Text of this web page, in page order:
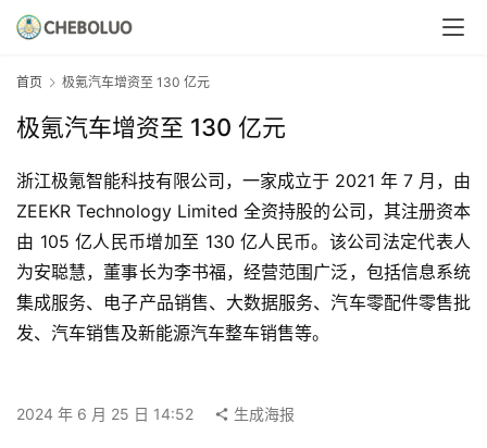
首页 极氪汽车增资至 130 亿元
极氪汽车增资至 130 亿元
浙江极氪智能科技有限公司，一家成立于 2021 年 7 月，由
ZEEKR Technology Limited 全资持股的公司，其注册资本
由 105 亿人民币增加至 130 亿人民币。该公司法定代表人
为安聪慧，董事长为李书福，经营范围广泛，包括信息系统
集成服务、电子产品销售、大数据服务、汽车零配件零售批
发、汽车销售及新能源汽车整车销售等。
2024 年 6 月 25 日 14:52 生成海报